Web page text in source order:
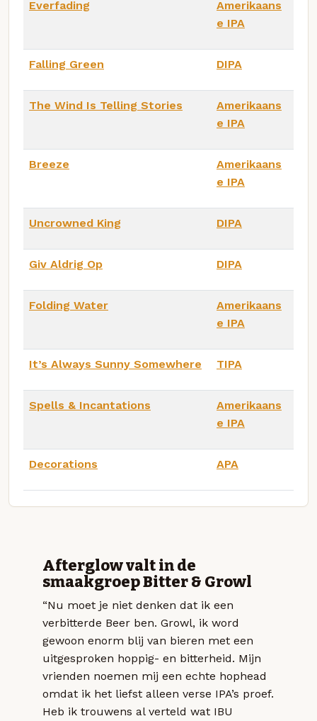
Everfading
Amerikaans
e IPA
Falling Green DIPA
The Wind Is Telling Stories
Amerikaans
e IPA
Breeze
Amerikaans
e IPA
Uncrowned King DIPA
Giv Aldrig Op DIPA
Folding Water
Amerikaans
e IPA
It’s Always Sunny Somewhere TIPA
Spells & Incantations
Amerikaans
e IPA
Decorations APA
Afterglow valt in de
smaakgroep Bitter & Growl
“Nu moet je niet denken dat ik een
verbitterde Beer ben. Growl, ik word
gewoon enorm blij van bieren met een
uitgesproken hoppig- en bitterheid. Mijn
vrienden noemen mij een echte hophead
omdat ik het liefst alleen verse IPA’s proef.
Heb ik trouwens al verteld wat IBU